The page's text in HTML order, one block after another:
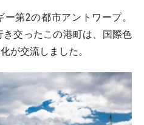
第2の都市アントワープ。
交ったこの港町は、国際色
が交流しました。